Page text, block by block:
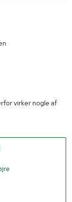
virker nogle af